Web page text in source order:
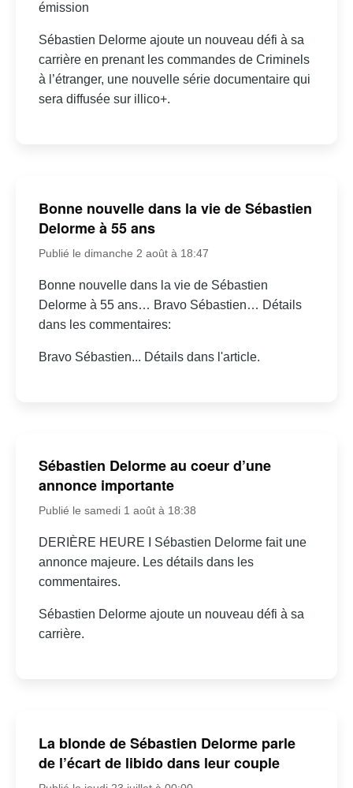
émission
Sébastien Delorme ajoute un nouveau défi à sa
carrière en prenant les commandes de Criminels
à l’étranger, une nouvelle série documentaire qui
sera diffusée sur illico+.
Bonne nouvelle dans la vie de Sébastien
Delorme à 55 ans
Publié le dimanche 2 août à 18:47
Bonne nouvelle dans la vie de Sébastien
Delorme à 55 ans… Bravo Sébastien… Détails
dans les commentaires:
Bravo Sébastien... Détails dans l'article.
Sébastien Delorme au coeur d’une
annonce importante
Publié le samedi 1 août à 18:38
DERIÈRE HEURE I Sébastien Delorme fait une
annonce majeure. Les détails dans les
commentaires.
Sébastien Delorme ajoute un nouveau défi à sa
carrière.
La blonde de Sébastien Delorme parle
de l’écart de libido dans leur couple